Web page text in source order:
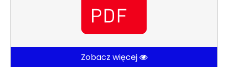
Zobacz więcej